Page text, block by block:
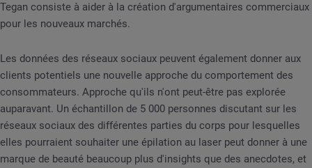
Tegan consiste à aider à la création d'argumentaires commerciaux
pour les nouveaux marchés.
Les données des réseaux sociaux peuvent également donner aux
clients potentiels une nouvelle approche du comportement des
consommateurs. Approche qu'ils n'ont peut-être pas explorée
auparavant. Un échantillon de 5 000 personnes discutant sur les
réseaux sociaux des différentes parties du corps pour lesquelles
elles pourraient souhaiter une épilation au laser peut donner à une
marque de beauté beaucoup plus d'insights que des anecdotes, et